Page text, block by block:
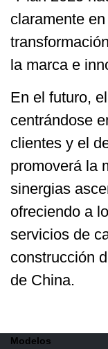
claramente
la marca e
En el futuro,
centrándose
clientes y el
promoverá la
sinergias
ofreciendo a
servicios de
construcción
de China.
Modelos